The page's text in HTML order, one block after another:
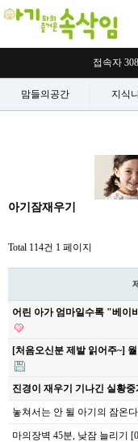
접속자 308
맘들의공간 지식
아기잠재우기
Total 114건 1 페이지
어린 아가 엄마일수록 "베이
[처음오신분 제발 읽어주~]
진경이 재우기 기나긴 실황중
놓쳐서는 안 될 아기의 잠온
마의장벽 45분, 낮잠 늘리기